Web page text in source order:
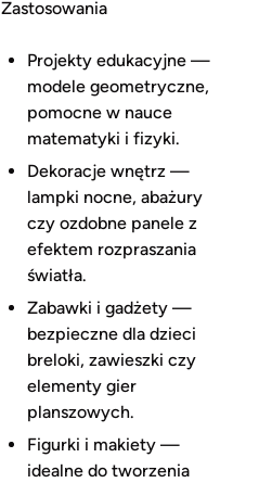
Zastosowania
Projekty edukacyjne —
modele geometryczne,
pomocne w nauce
matematyki i fizyki.
Dekoracje wnętrz —
lampki nocne, abażury
czy ozdobne panele z
efektem rozpraszania
światła.
Zabawki i gadżety —
bezpieczne dla dzieci
breloki, zawieszki czy
elementy gier
planszowych.
Figurki i makiety —
idealne do tworzenia